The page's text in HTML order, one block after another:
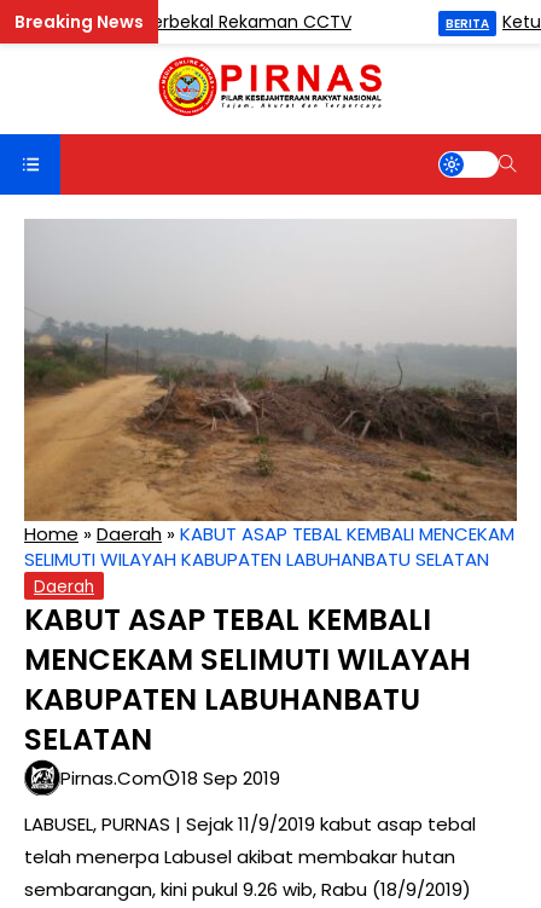
Mart Berbekal Rekaman CCTV Ketua
Home »Daerah »KABUT ASAP TEBAL KEMBALI MENCEKAM
SELIMUTI WILAYAH KABUPATEN LABUHANBATU SELATAN
Daerah
KABUT ASAP TEBAL KEMBALI
MENCEKAM SELIMUTI WILAYAH
KABUPATEN LABUHANBATU
SELATAN
Pirnas.com
18 Sep 2019
LABUSEL, PURNAS | Sejak 11/9/2019 kabut asap tebal
telah menerpa Labusel akibat membakar hutan
sembarangan, kini pukul 9.26 wib, Rabu (18/9/2019)